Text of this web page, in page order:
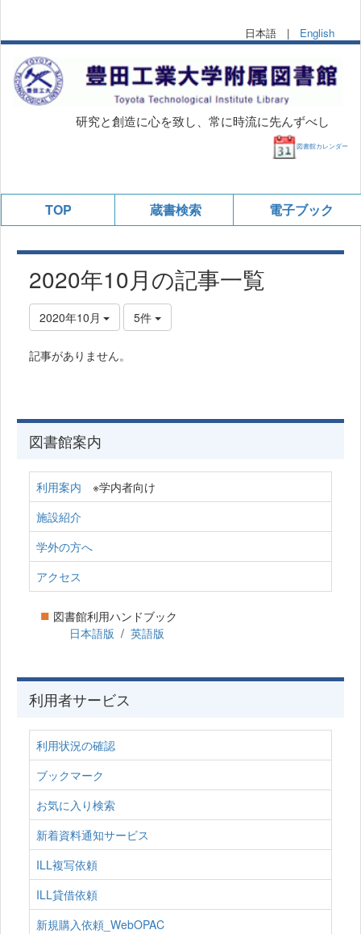
日本語 | English
研究と創造に心を致し、常に時流に先んずべし
図書館カレンダー
TOP 蔵書検索 電子ブック
2020年10月の記事一覧
2020年10月 5件
記事がありません。
図書館案内
利用案内 ※学内者向け
施設紹介
学外の方へ
アクセス
■ 図書館利用ハンドブック
日本語版 / 英語版
利用者サービス
利用状況の確認
ブックマーク
お気に入り検索
新着資料通知サービス
ILL複写依頼
ILL貸借依頼
新規購入依頼_WebOPAC